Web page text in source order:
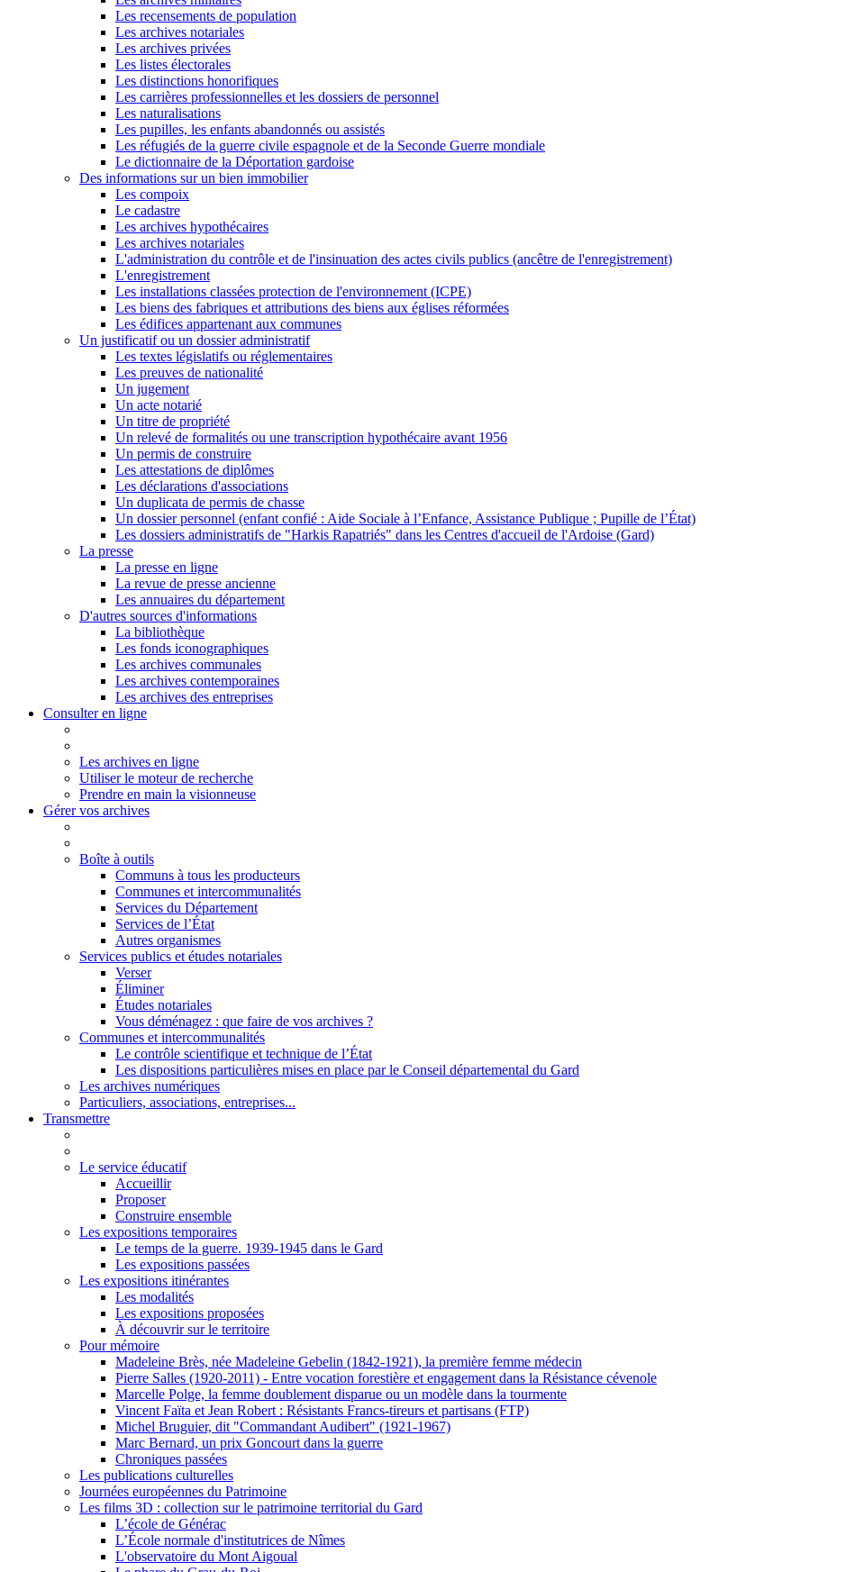
Les recensements de population
Les archives notariales
Les archives privées
Les listes électorales
Les distinctions honorifiques
Les carrières professionnelles et les dossiers de personnel
Les naturalisations
Les pupilles, les enfants abandonnés ou assistés
Les réfugiés de la guerre civile espagnole et de la Seconde Guerre mondiale
Le dictionnaire de la Déportation gardoise
Des informations sur un bien immobilier
Les compoix
Le cadastre
Les archives hypothécaires
Les archives notariales
L'administration du contrôle et de l'insinuation des actes civils publics (ancêtre de l'enregistrement)
L'enregistrement
Les installations classées protection de l'environnement (ICPE)
Les biens des fabriques et attributions des biens aux églises réformées
Les édifices appartenant aux communes
Un justificatif ou un dossier administratif
Les textes législatifs ou réglementaires
Les preuves de nationalité
Un jugement
Un acte notarié
Un titre de propriété
Un relevé de formalités ou une transcription hypothécaire avant 1956
Un permis de construire
Les attestations de diplômes
Les déclarations d'associations
Un duplicata de permis de chasse
Un dossier personnel (enfant confié : Aide Sociale à l’Enfance, Assistance Publique ; Pupille de l’État)
Les dossiers administratifs de "Harkis Rapatriés" dans les Centres d'accueil de l'Ardoise (Gard)
La presse
La presse en ligne
La revue de presse ancienne
Les annuaires du département
D'autres sources d'informations
La bibliothèque
Les fonds iconographiques
Les archives communales
Les archives contemporaines
Les archives des entreprises
Consulter en ligne
Les archives en ligne
Utiliser le moteur de recherche
Prendre en main la visionneuse
Gérer vos archives
Boîte à outils
Communs à tous les producteurs
Communes et intercommunalités
Services du Département
Services de l’État
Autres organismes
Services publics et études notariales
Verser
Éliminer
Études notariales
Vous déménagez : que faire de vos archives ?
Communes et intercommunalités
Le contrôle scientifique et technique de l’État
Les dispositions particulières mises en place par le Conseil départemental du Gard
Les archives numériques
Particuliers, associations, entreprises...
Transmettre
Le service éducatif
Accueillir
Proposer
Construire ensemble
Les expositions temporaires
Le temps de la guerre. 1939-1945 dans le Gard
Les expositions passées
Les expositions itinérantes
Les modalités
Les expositions proposées
À découvrir sur le territoire
Pour mémoire
Madeleine Brès, née Madeleine Gebelin (1842-1921), la première femme médecin
Pierre Salles (1920-2011) - Entre vocation forestière et engagement dans la Résistance cévenole
Marcelle Polge, la femme doublement disparue ou un modèle dans la tourmente
Vincent Faïta et Jean Robert : Résistants Francs-tireurs et partisans (FTP)
Michel Bruguier, dit "Commandant Audibert" (1921-1967)
Marc Bernard, un prix Goncourt dans la guerre
Chroniques passées
Les publications culturelles
Journées européennes du Patrimoine
Les films 3D : collection sur le patrimoine territorial du Gard
L’école de Générac
L’École normale d'institutrices de Nîmes
L'observatoire du Mont Aigoual